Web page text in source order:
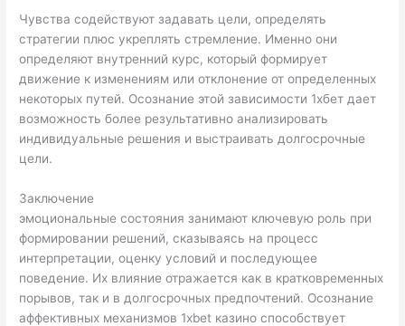
Чувства содействуют задавать цели, определять
стратегии плюс укреплять стремление. Именно они
определяют внутренний курс, который формирует
движение к изменениям или отклонение от определенных
некоторых путей. Осознание этой зависимости 1хбет дает
возможность более результативно анализировать
индивидуальные решения и выстраивать долгосрочные
цели.
Заключение
эмоциональные состояния занимают ключевую роль при
формировании решений, сказываясь на процесс
интерпретации, оценку условий и последующее
поведение. Их влияние отражается как в кратковременных
порывов, так и в долгосрочных предпочтений. Осознание
аффективных механизмов 1xbet казино способствует